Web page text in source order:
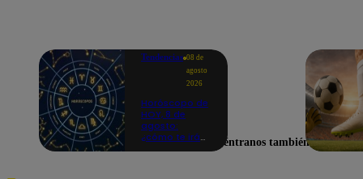
Tendencias 08 de
agosto
2026
Horóscopo de
HOY, 8 de
agosto:
¿cómo te iráEncuéntranos también en